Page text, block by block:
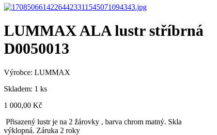
LUMMAX ALA lustr stříbrná
D0050013
Výrobce: LUMMAX
Skladem: 1 ks
1 000,00 Kč
Přisazený lustr je na 2 žárovky , barva chrom matný. Skla
výklopná. Záruka 2 roky